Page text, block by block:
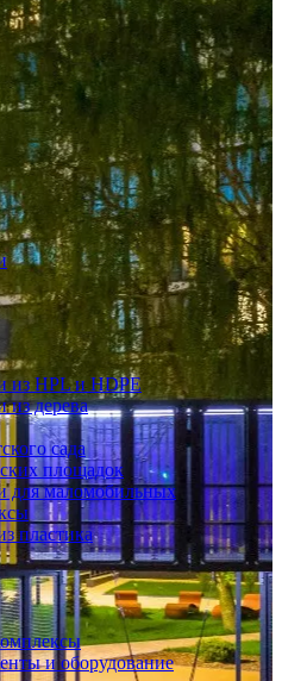
из HPL и HDPE
из дерева
сада
площадок
для маломобильных
пластика
и оборудование